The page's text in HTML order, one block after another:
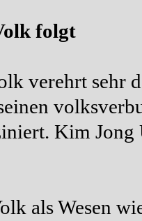
folgt
verehrt sehr
Kim
als Wesen